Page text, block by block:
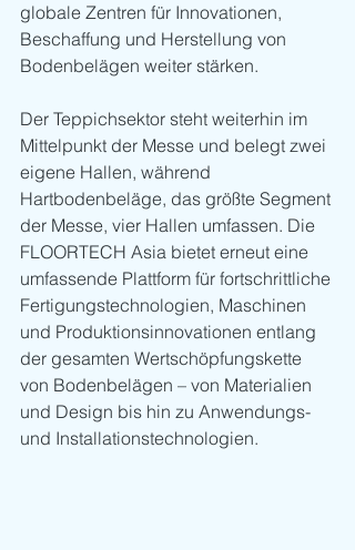
globale Zentren für Innovationen,
Beschaffung und Herstellung von
Bodenbelägen weiter stärken.
Der Teppichsektor steht weiterhin im
Mittelpunkt der Messe und belegt zwei
eigene Hallen, während
Hartbodenbeläge, das größte Segment
der Messe, vier Hallen umfassen. Die
FLOORTECH Asia bietet erneut eine
umfassende Plattform für fortschrittliche
Fertigungstechnologien, Maschinen
und Produktionsinnovationen entlang
der gesamten Wertschöpfungskette
von Bodenbelägen – von Materialien
und Design bis hin zu Anwendungs-
und Installationstechnologien.